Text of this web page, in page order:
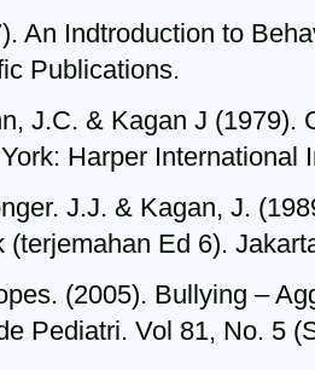
An Indtroduction to
Publications.
J.C. & Kagan J (1979).
Harper International
J.J. & Kagan, J.
(terjemahan Ed 6).
(2005). Bullying –
Pediatri. Vol 81, No. 5